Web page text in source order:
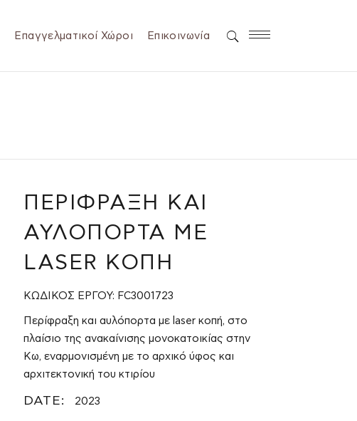
Επαγγελματικοί Χώροι Επικοινωνία
ΠΕΡΊΦΡΑΞΗ ΚΑΙ
ΑΥΛΌΠΟΡΤΑ ΜΕ
LASER ΚΟΠΉ
ΚΩΔΙΚΟΣ ΕΡΓΟΥ: FC3001723
Περίφραξη και αυλόπορτα με laser κοπή, στο
πλαίσιο της ανακαίνισης μονοκατοικίας στην
Κω, εναρμονισμένη με το αρχικό ύφος και
αρχιτεκτονική του κτιρίου
DATE: 2023